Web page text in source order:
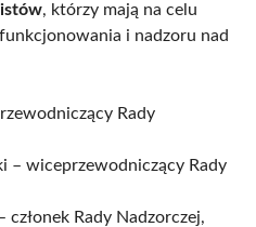
, którzy mają na celu
i nadzoru nad
Rady
– wiceprzewodniczący Rady
członek Rady Nadzorczej,